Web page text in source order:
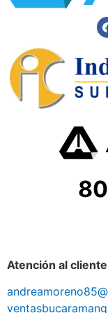
Atención al cliente